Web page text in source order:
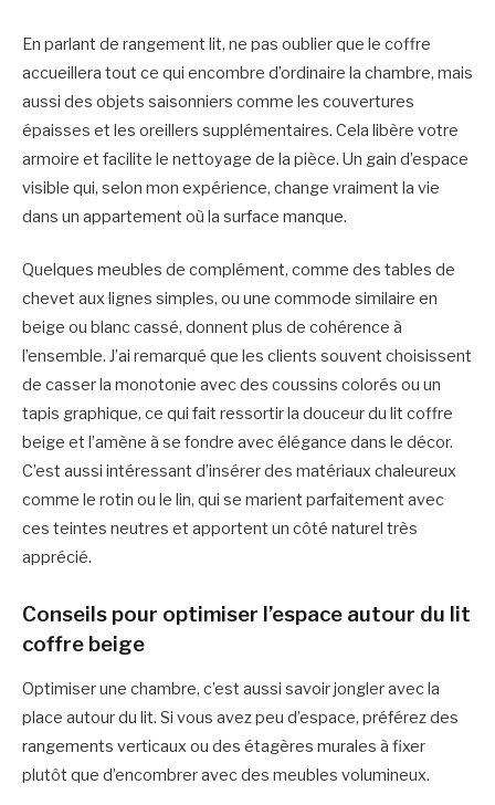
En parlant de rangement lit, ne pas oublier que le coffre
accueillera tout ce qui encombre d’ordinaire la chambre, mais
aussi des objets saisonniers comme les couvertures
épaisses et les oreillers supplémentaires. Cela libère votre
armoire et facilite le nettoyage de la pièce. Un gain d’espace
visible qui, selon mon expérience, change vraiment la vie
dans un appartement où la surface manque.
Quelques meubles de complément, comme des tables de
chevet aux lignes simples, ou une commode similaire en
beige ou blanc cassé, donnent plus de cohérence à
l’ensemble. J’ai remarqué que les clients souvent choisissent
de casser la monotonie avec des coussins colorés ou un
tapis graphique, ce qui fait ressortir la douceur du lit coffre
beige et l’amène à se fondre avec élégance dans le décor.
C’est aussi intéressant d’insérer des matériaux chaleureux
comme le rotin ou le lin, qui se marient parfaitement avec
ces teintes neutres et apportent un côté naturel très
apprécié.
Conseils pour optimiser l’espace autour du lit
coffre beige
Optimiser une chambre, c’est aussi savoir jongler avec la
place autour du lit. Si vous avez peu d’espace, préférez des
rangements verticaux ou des étagères murales à fixer
plutôt que d’encombrer avec des meubles volumineux.